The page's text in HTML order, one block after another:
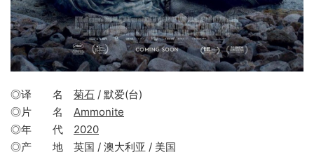
◎译 名 菊石 / 默爱(台)
◎片 名 Ammonite
◎年 代 2020
◎产 地 英国 / 澳大利亚 / 美国